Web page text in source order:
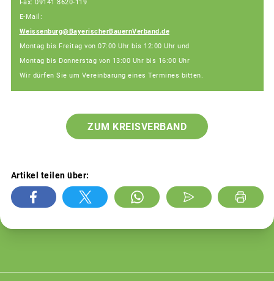
Fax: 09141 8620-119
E-Mail:
Weissenburg@BayerischerBauernVerband.de
Montag bis Freitag von 07:00 Uhr bis 12:00 Uhr und
Montag bis Donnerstag von 13:00 Uhr bis 16:00 Uhr
Wir dürfen Sie um Vereinbarung eines Termines bitten.
ZUM KREISVERBAND
Artikel teilen über: